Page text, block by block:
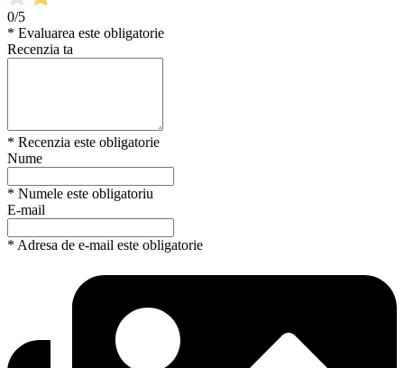
0/5
* Evaluarea este obligatorie
Recenzia ta
* Recenzia este obligatorie
Nume
* Numele este obligatoriu
E-mail
* Adresa de e-mail este obligatorie